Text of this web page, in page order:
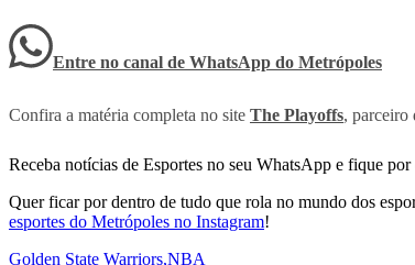
Entre no canal de WhatsApp do Metrópoles
Confira a matéria completa no site The Playoffs, parceiro
Receba notícias de Esportes no seu WhatsApp e fique
Quer ficar por dentro de tudo que rola no mundo dos
esportes do Metrópoles no Instagram!
Golden State Warriors,NBA